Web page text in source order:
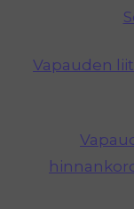
Vapauden